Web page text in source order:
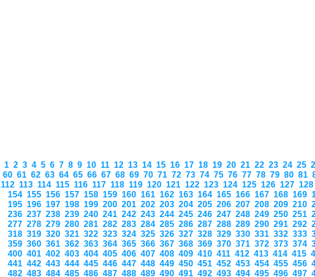
1 2 3 4 5 6 7 8 9 10 11 12 13 14 15 16 17 18 19 20 21 22 23 24 25
60 61 62 63 64 65 66 67 68 69 70 71 72 73 74 75 76 77 78 79 80 81
112 113 114 115 116 117 118 119 120 121 122 123 124 125 126 127
154 155 156 157 158 159 160 161 162 163 164 165 166 167 168 169
195 196 197 198 199 200 201 202 203 204 205 206 207 208 209 210
236 237 238 239 240 241 242 243 244 245 246 247 248 249 250 251
277 278 279 280 281 282 283 284 285 286 287 288 289 290 291 292
318 319 320 321 322 323 324 325 326 327 328 329 330 331 332 333
359 360 361 362 363 364 365 366 367 368 369 370 371 372 373 374
400 401 402 403 404 405 406 407 408 409 410 411 412 413 414 415
441 442 443 444 445 446 447 448 449 450 451 452 453 454 455 456
482 483 484 485 486 487 488 489 490 491 492 493 494 495 496 497